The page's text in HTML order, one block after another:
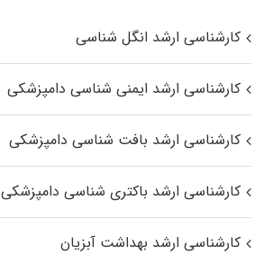
کارشناسی ارشد انگل شناسی
کارشناسی ارشد ایمنی‌ شناسی دامپزشکی
کارشناسی ارشد بافت‌ شناسی دامپزشکی
کارشناسی ارشد باکتری‌ شناسی دامپزشکی
کارشناسی ارشد بهداشت آبزیان